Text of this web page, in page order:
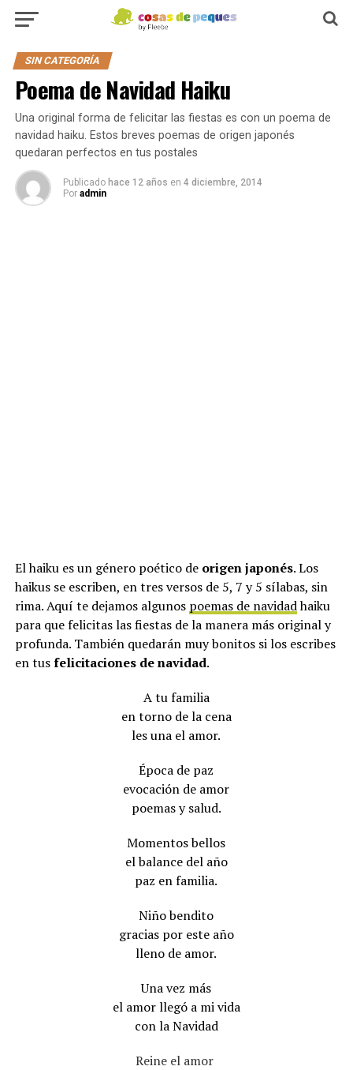
SIN CATEGORÍA
Poema de Navidad Haiku
Una original forma de felicitar las fiestas es con un poema de
navidad haiku. Estos breves poemas de origen japonés
quedaran perfectos en tus postales
Publicado hace 12 años en 4 diciembre, 2014
Por admin
El haiku es un género poético de origen japonés. Los
haikus se escriben, en tres versos de 5, 7 y 5 sílabas, sin
rima. Aquí te dejamos algunos poemas de navidadhaiku
para que felicitas las fiestas de la manera más original y
profunda. También quedarán muy bonitos si los escribes
en tusfelicitaciones de navidad.
A tu familia
en torno de la cena
les una el amor.
Época de paz
evocación de amor
poemas y salud.
Momentos bellos
el balance del año
paz en familia.
Niño bendito
gracias por este año
lleno de amor.
Una vez más
el amor llegó a mi vida
con la Navidad
Reine el amor